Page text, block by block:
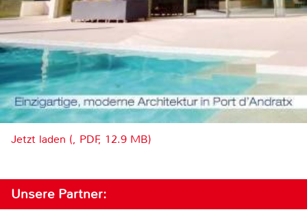
Jetzt laden (, PDF, 12.9 MB)
Unsere Partner: